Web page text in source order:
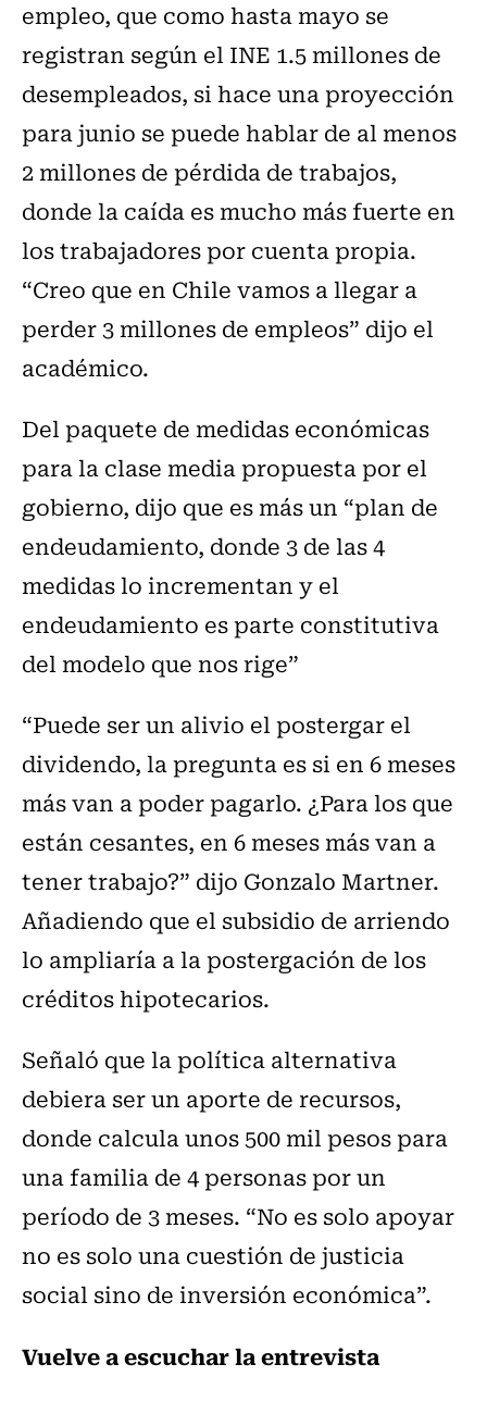
empleo, que como hasta mayo se
registran según el INE 1.5 millones de
desempleados, si hace una proyección
para junio se puede hablar de al menos
2 millones de pérdida de trabajos,
donde la caída es mucho más fuerte en
los trabajadores por cuenta propia.
“Creo que en Chile vamos a llegar a
perder 3 millones de empleos” dijo el
académico.
Del paquete de medidas económicas
para la clase media propuesta por el
gobierno, dijo que es más un “plan de
endeudamiento, donde 3 de las 4
medidas lo incrementan y el
endeudamiento es parte constitutiva
del modelo que nos rige”
“Puede ser un alivio el postergar el
dividendo, la pregunta es si en 6 meses
más van a poder pagarlo. ¿Para los que
están cesantes, en 6 meses más van a
tener trabajo?” dijo Gonzalo Martner.
Añadiendo que el subsidio de arriendo
lo ampliaría a la postergación de los
créditos hipotecarios.
Señaló que la política alternativa
debiera ser un aporte de recursos,
donde calcula unos 500 mil pesos para
una familia de 4 personas por un
período de 3 meses. “No es solo apoyar
no es solo una cuestión de justicia
social sino de inversión económica”.
Vuelve a escuchar la entrevista